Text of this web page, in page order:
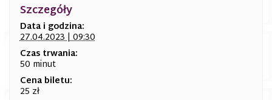
Szczegóły
Data i godzina:
27.04.2023 | 09:30
Czas trwania:
50 minut
Cena biletu:
25 zł